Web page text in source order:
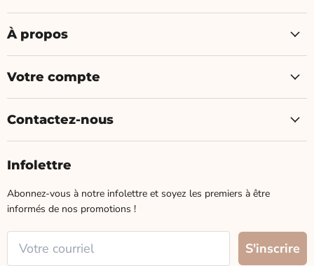
À propos
Votre compte
Contactez-nous
Infolettre
Abonnez-vous à notre infolettre et soyez les premiers à être
informés de nos promotions !